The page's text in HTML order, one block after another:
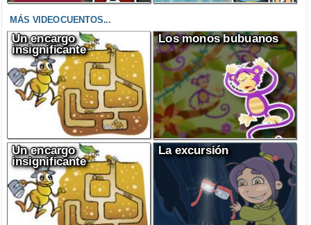
MÁS VIDEOCUENTOS...
Un encargo
insignificante
Los monos bubuanos
Un encargo
insignificante
La excursión